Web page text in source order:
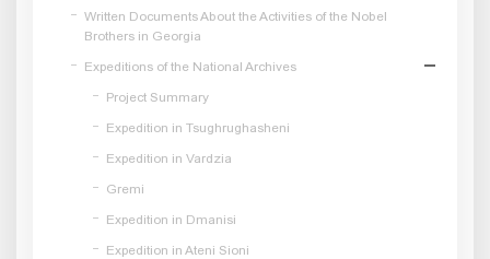
Written Documents About the Activities of the Nobel
Brothers in Georgia
Expeditions of the National Archives
Project Summary
Expedition in Tsughrughasheni
Expedition in Vardzia
Gremi
Expedition in Dmanisi
Expedition in Ateni Sioni